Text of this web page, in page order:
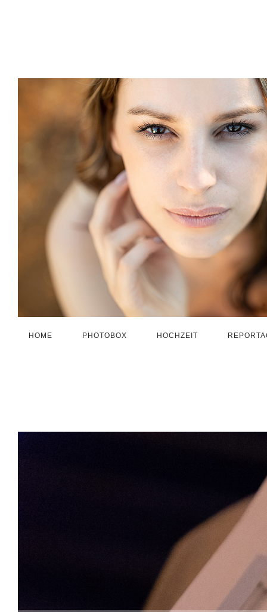
HOME PHOTOBOX HOCHZEIT